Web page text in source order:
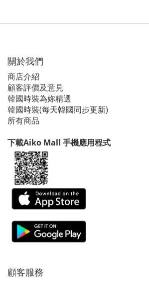
關於我們
商店介紹
顧客評價及意見
韓國時裝為妳精選
韓國時裝(每天韓國同步更新)
所有商品
下載Aiko Mall 手機應用程式
顧客服務